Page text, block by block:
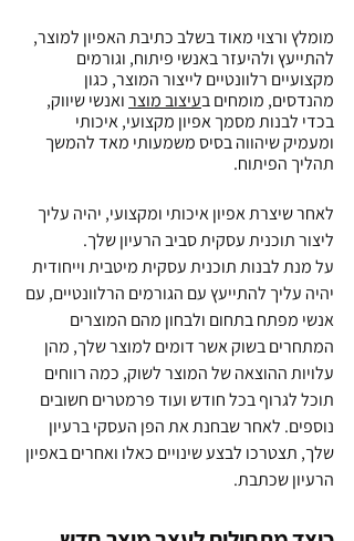
מומלץ ורצוי מאוד בשלב כתיבת האפיון למוצר,
להתייעץ ולהיעזר באנשי פיתוח, וגורמים
מקצועיים רלוונטיים לייצור המוצר, כגון
מהנדסים, מומחים בעיצוב מוצר ואנשי שיווק,
בכדי לבנות מסמך אפיון מקצועי, איכותי
ומעמיק שיהווה בסיס משמעותי מאד להמשך
תהליך הפיתוח.
לאחר שיצרת אפיון איכותי ומקצועי, יהיה עליך
ליצור תוכנית עסקית סביב הרעיון שלך.
על מנת לבנות תוכנית עסקית מיטבית וייחודית
יהיה עליך להתייעץ עם הגורמים הרלוונטיים, עם
אנשי מפתח בתחום ולבחון מהם המוצרים
המתחרים בשוק אשר דומים למוצר שלך, מהן
עלויות ההוצאה של המוצר לשוק, כמה רווחים
תוכל לגרוף בכל חודש ועוד פרמטרים חשובים
נוספים. לאחר שבחנת את הפן העסקי ברעיון
שלך, תצטרכו לבצע שינויים כאלו ואחרים באפיון
הרעיון שכתבת.